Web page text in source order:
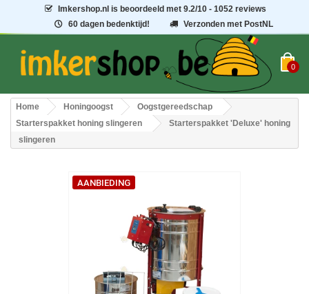
Imkershop.nl is beoordeeld met9.2/10 - 1052 reviews
60 dagen bedenktijd!
Verzonden met PostNL
0
Home Honingoogst
Oogstgereedschap
Starterspakket honing slingeren
Starterspakket 'Deluxe' honing
slingeren
AANBIEDING